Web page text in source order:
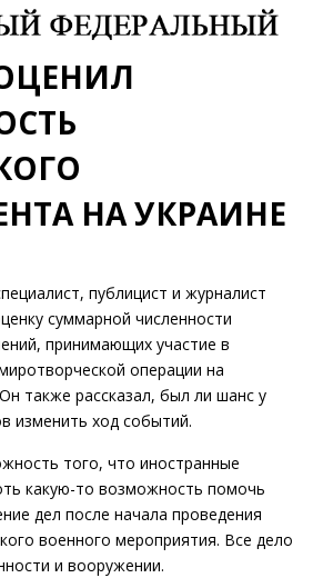
НА УКРАИНЕ
публицист и журналист
суммарной численности
принимающих участие в
операции на
также рассказал, был ли шанс у
изменить ход событий.
того, что иностранные
какую-то возможность помочь
дел после начала проведения
военного мероприятия. Все дело
и вооружении.